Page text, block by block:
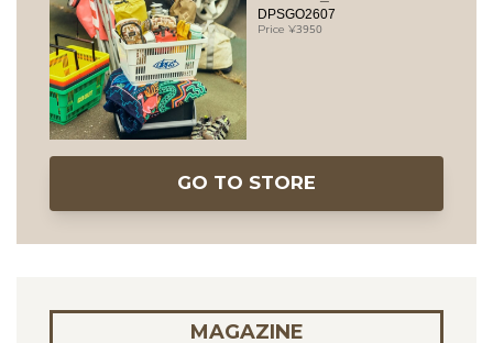
DPSGO2607
3950
GO TO STORE
MAGAZINE